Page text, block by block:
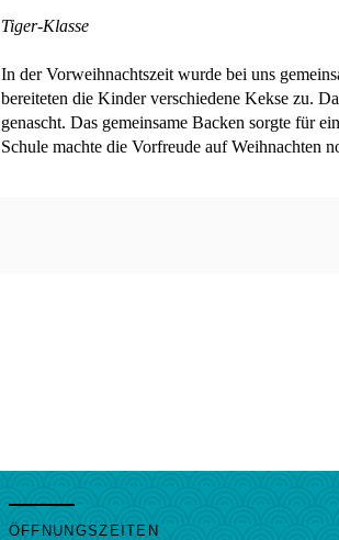
Tiger-Klasse
In der Vorweihnachtszeit wurde bei uns
bereiteten die Kinder verschiedene Kekse zu.
genascht. Das gemeinsame Backen sorgte für
Schule machte die Vorfreude auf Weihnachten
ÖFFNUNGSZEITEN